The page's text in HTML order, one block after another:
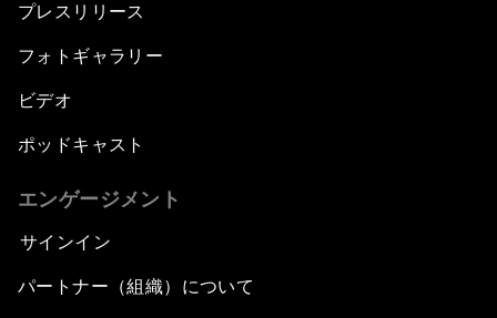
プレスリリース
フォトギャラリー
ビデオ
ポッドキャスト
エンゲージメント
サインイン
パートナー（組織）について